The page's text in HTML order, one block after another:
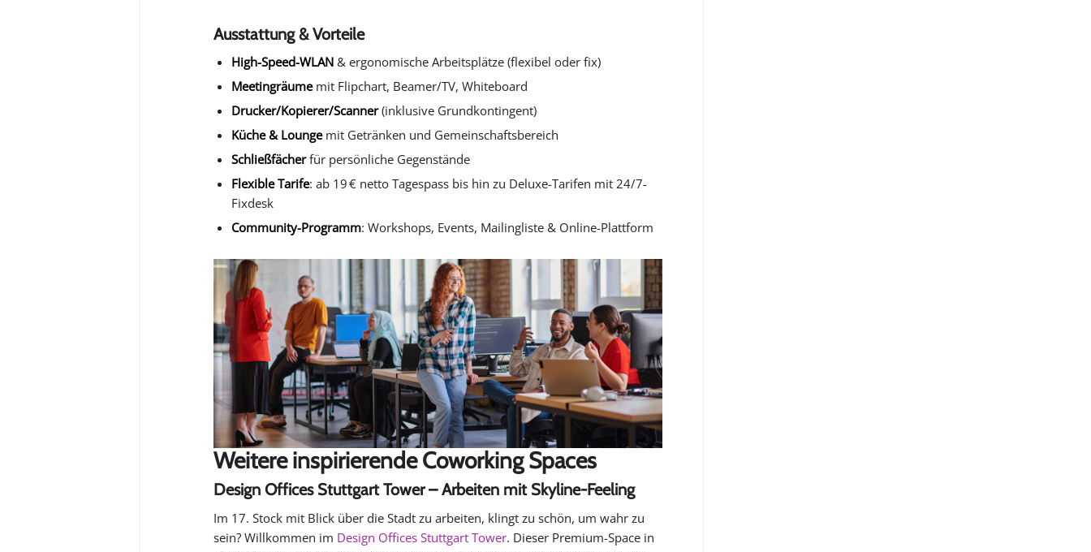
Ausstattung & Vorteile
High-Speed-WLAN & ergonomische Arbeitsplätze (flexibel oder fix)
Meetingräumemit Flipchart, Beamer/TV, Whiteboard
Drucker/Kopierer/Scanner(inklusive Grundkontingent)
Küche & Loungemit Getränken und Gemeinschaftsbereich
Schließfächerfür persönliche Gegenstände
Flexible Tarife: ab 19 € netto Tagespass bis hin zu Deluxe-Tarifen mit 24/7-
Fixdesk
Community-Programm: Workshops, Events, Mailingliste & Online-Plattform
Weitere inspirierende Coworking Spaces
Design Offices Stuttgart Tower – Arbeiten mit Skyline-Feeling
Im 17. Stock mit Blick über die Stadt zu arbeiten, klingt zu schön, um wahr zu
sein? Willkommen im Design Offices Stuttgart Tower. Dieser Premium-Space in